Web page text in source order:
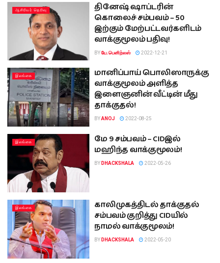
ஆசிரியர் தெரிவு
தினேஷ் ஷாப்டரின்
கொலைச் சம்பவம் – 50
இற்கும் மேற்பட்டவர்களிடம்
வாக்குமூலம் பதிவு!
BYயே.பெனிற்லஸ் 2022-12-21
இலங்கை
மானிப்பாய் பொலிஸாருக்கு
வாக்குமூலம் அளித்த
இளைஞனின் வீட்டின் மீது
தாக்குதல்!
BYANOJ 2022-08-25
இலங்கை
மே 9 சம்பவம் – CIDஇல்
மஹிந்த வாக்குமூலம்!
BY DHACKSHALA 2022-05-26
இலங்கை
காலிமுகத்திடல் தாக்குதல்
சம்பவம் குறித்து CIDயில்
நாமல் வாக்குமூலம்!
BY DHACKSHALA 2022-05-20